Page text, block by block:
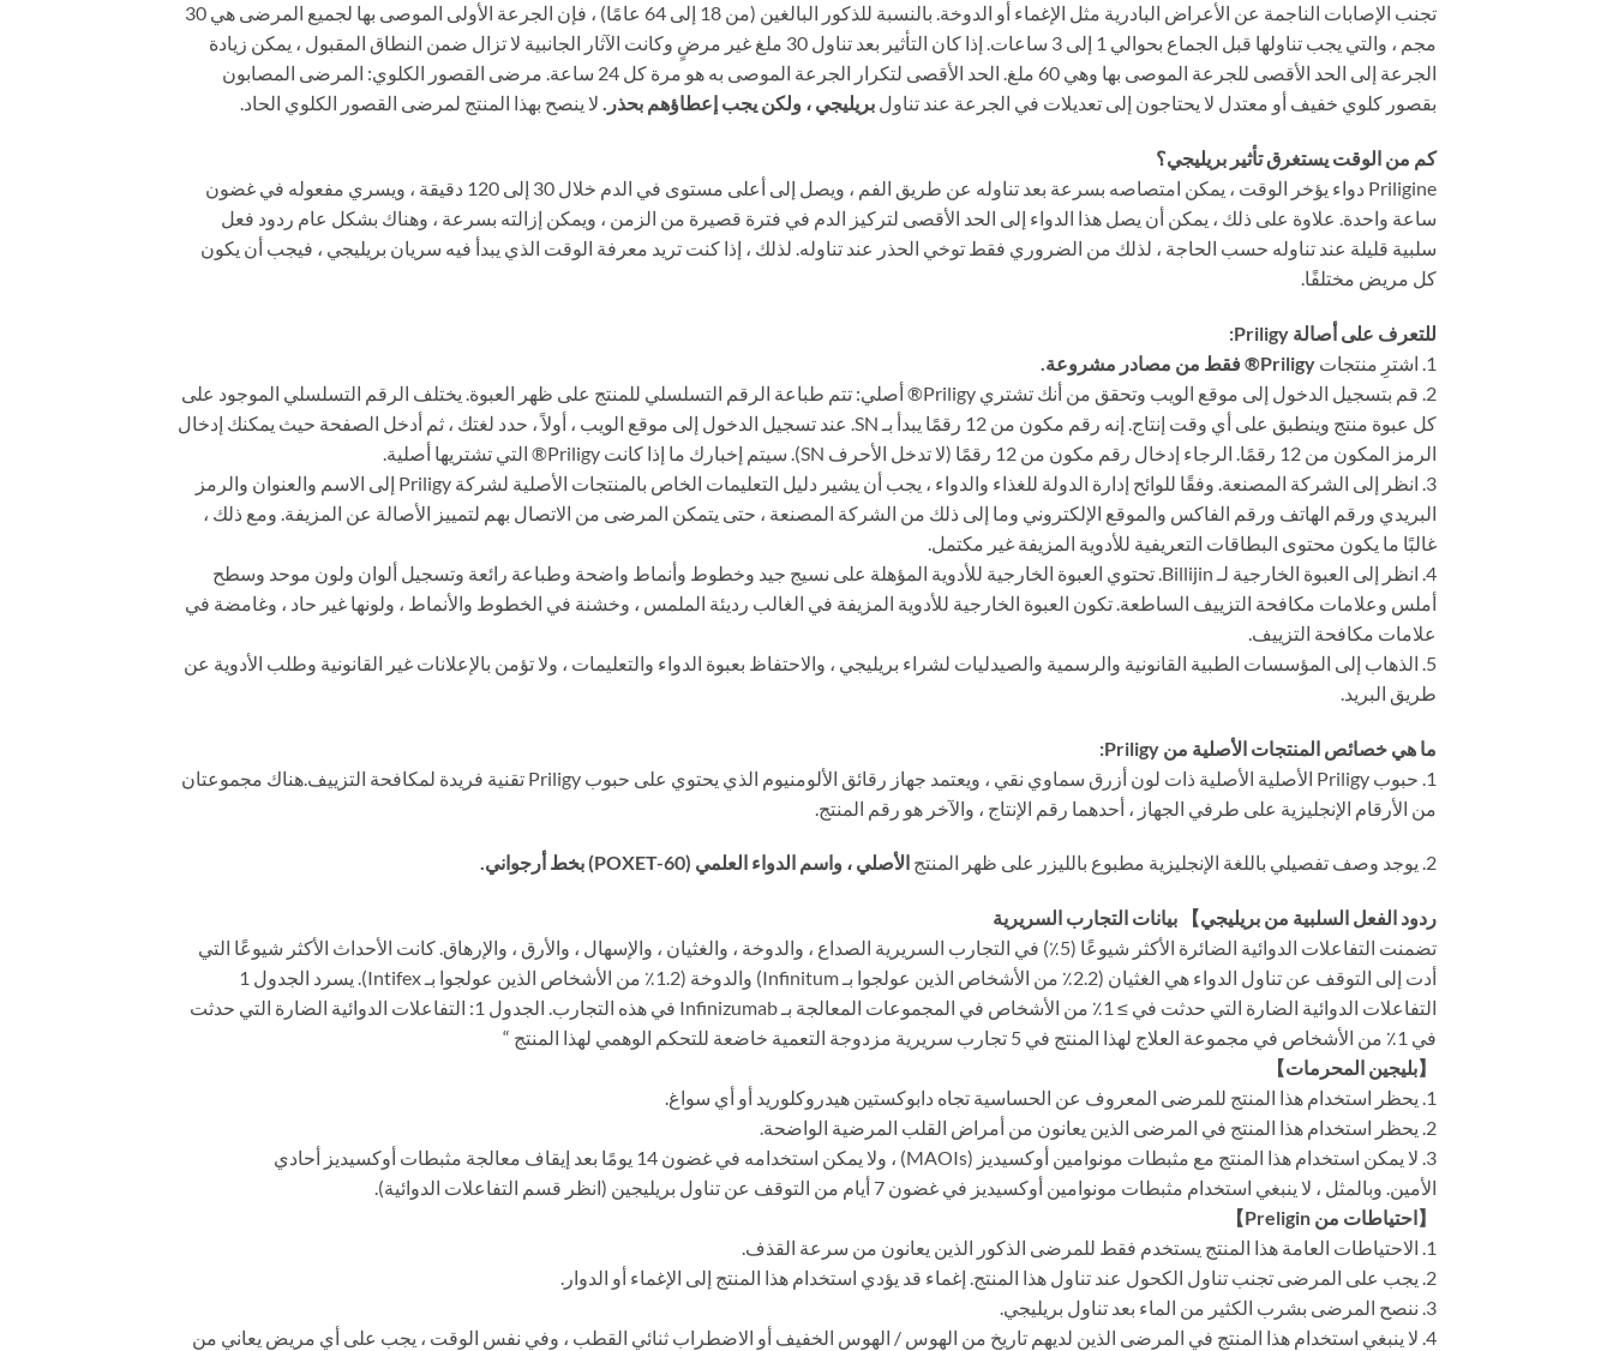
تجنب الإصابات الناجمة عن الأعراض البادرية مثل الإغماء أو الدوخة. بالنسبة للذكور البالغين (من 18 إلى 64 عامًا) ، فإن الجرعة الأولى الموصى بها لجميع المرضى هي 30
مجم ، والتي يجب تناولها قبل الجماع بحوالي 1 إلى 3 ساعات. إذا كان التأثير بعد تناول 30 ملغ غير مرضٍ وكانت الآثار الجانبية لا تزال ضمن النطاق المقبول ، يمكن زيادة
الجرعة إلى الحد الأقصى للجرعة الموصى بها وهي 60 ملغ. الحد الأقصى لتكرار الجرعة الموصى به هو مرة كل 24 ساعة. مرضى القصور الكلوي: المرضى المصابون
بقصور كلوي خفيف أو معتدل لا يحتاجون إلى تعديلات في الجرعة عند تناول بريليجي ، ولكن يجب إعطاؤهم بحذر. لا ينصح بهذا المنتج لمرضى القصور الكلوي الحاد.
كم من الوقت يستغرق تأثير بريليجي؟
Priligine دواء يؤخر الوقت ، يمكن امتصاصه بسرعة بعد تناوله عن طريق الفم ، ويصل إلى أعلى مستوى في الدم خلال 30 إلى 120 دقيقة ، ويسري مفعوله في غضون
ساعة واحدة. علاوة على ذلك ، يمكن أن يصل هذا الدواء إلى الحد الأقصى لتركيز الدم في فترة قصيرة من الزمن ، ويمكن إزالته بسرعة ، وهناك بشكل عام ردود فعل
سلبية قليلة عند تناوله حسب الحاجة ، لذلك من الضروري فقط توخي الحذر عند تناوله. لذلك ، إذا كنت تريد معرفة الوقت الذي يبدأ فيه سريان بريليجي ، فيجب أن يكون
كل مريض مختلفًا.
للتعرف على أصالة Priligy:
1. اشترِ منتجات
Priligy® فقط من مصادر مشروعة.
2. قم بتسجيل الدخول إلى موقع الويب وتحقق من أنك تشتري Priligy® أصلي: تتم طباعة الرقم التسلسلي للمنتج على ظهر العبوة. يختلف الرقم التسلسلي الموجود على
كل عبوة منتج وينطبق على أي وقت إنتاج. إنه رقم مكون من 12 رقمًا يبدأ بـ SN. عند تسجيل الدخول إلى موقع الويب ، أولاً ، حدد لغتك ، ثم أدخل الصفحة حيث يمكنك إدخال
الرمز المكون من 12 رقمًا. الرجاء إدخال رقم مكون من 12 رقمًا (لا تدخل الأحرف SN). سيتم إخبارك ما إذا كانت Priligy® التي تشتريها أصلية.
3. انظر إلى الشركة المصنعة. وفقًا للوائح إدارة الدولة للغذاء والدواء ، يجب أن يشير دليل التعليمات الخاص بالمنتجات الأصلية لشركة Priligy إلى الاسم والعنوان والرمز
البريدي ورقم الهاتف ورقم الفاكس والموقع الإلكتروني وما إلى ذلك من الشركة المصنعة ، حتى يتمكن المرضى من الاتصال بهم لتمييز الأصالة عن المزيفة. ومع ذلك ،
غالبًا ما يكون محتوى البطاقات التعريفية للأدوية المزيفة غير مكتمل.
4. انظر إلى العبوة الخارجية لـ Billijin. تحتوي العبوة الخارجية للأدوية المؤهلة على نسيج جيد وخطوط وأنماط واضحة وطباعة رائعة وتسجيل ألوان ولون موحد وسطح
أملس وعلامات مكافحة التزييف الساطعة. تكون العبوة الخارجية للأدوية المزيفة في الغالب رديئة الملمس ، وخشنة في الخطوط والأنماط ، ولونها غير حاد ، وغامضة في
علامات مكافحة التزييف.
5. الذهاب إلى المؤسسات الطبية القانونية والرسمية والصيدليات لشراء بريليجي ، والاحتفاظ بعبوة الدواء والتعليمات ، ولا تؤمن بالإعلانات غير القانونية وطلب الأدوية عن
طريق البريد.
ما هي خصائص المنتجات الأصلية من Priligy:
1. حبوب Priligy الأصلية الأصلية ذات لون أزرق سماوي نقي ، ويعتمد جهاز رقائق الألومنيوم الذي يحتوي على حبوب Priligy تقنية فريدة لمكافحة التزييف.هناك مجموعتان
من الأرقام الإنجليزية على طرفي الجهاز ، أحدهما رقم الإنتاج ، والآخر هو رقم المنتج.
2. يوجد وصف تفصيلي باللغة الإنجليزية مطبوع بالليزر على ظهر المنتج الأصلي ، واسم الدواء العلمي (POXET-60) بخط أرجواني.
ردود الفعل السلبية من بريليجي】 بيانات التجارب السريرية
تضمنت التفاعلات الدوائية الضائرة الأكثر شيوعًا (5٪) في التجارب السريرية الصداع ، والدوخة ، والغثيان ، والإسهال ، والأرق ، والإرهاق. كانت الأحداث الأكثر شيوعًا التي
أدت إلى التوقف عن تناول الدواء هي الغثيان (2.2٪ من الأشخاص الذين عولجوا بـ Infinitum) والدوخة (1.2٪ من الأشخاص الذين عولجوا بـ Intifex). يسرد الجدول 1
التفاعلات الدوائية الضارة التي حدثت في ≥ 1٪ من الأشخاص في المجموعات المعالجة بـ Infinizumab في هذه التجارب. الجدول 1: التفاعلات الدوائية الضارة التي حدثت
في 1٪ من الأشخاص في مجموعة العلاج لهذا المنتج في 5 تجارب سريرية مزدوجة التعمية خاضعة للتحكم الوهمي لهذا المنتج “
【بليجين المحرمات】
1. يحظر استخدام هذا المنتج للمرضى المعروف عن الحساسية تجاه دابوكستين هيدروكلوريد أو أي سواغ.
2. يحظر استخدام هذا المنتج في المرضى الذين يعانون من أمراض القلب المرضية الواضحة.
3. لا يمكن استخدام هذا المنتج مع مثبطات مونوامين أوكسيديز (MAOIs) ، ولا يمكن استخدامه في غضون 14 يومًا بعد إيقاف معالجة مثبطات أوكسيديز أحادي
الأمين. وبالمثل ، لا ينبغي استخدام مثبطات مونوامين أوكسيديز في غضون 7 أيام من التوقف عن تناول بريليجين (انظر قسم التفاعلات الدوائية).
【احتياطات من Preligin】
1. الاحتياطات العامة هذا المنتج يستخدم فقط للمرضى الذكور الذين يعانون من سرعة القذف.
2. يجب على المرضى تجنب تناول الكحول عند تناول هذا المنتج. إغماء قد يؤدي استخدام هذا المنتج إلى الإغماء أو الدوار.
3. ننصح المرضى بشرب الكثير من الماء بعد تناول بريليجي.
4. لا ينبغي استخدام هذا المنتج في المرضى الذين لديهم تاريخ من الهوس / الهوس الخفيف أو الاضطراب ثنائي القطب ، وفي نفس الوقت ، يجب على أي مريض يعاني من